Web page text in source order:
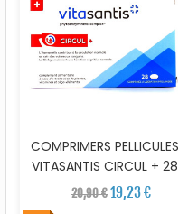
COMPRIMERS PELLICULES
VITASANTIS CIRCUL + 28
20,90 €19,23 €